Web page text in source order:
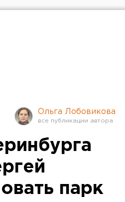
Ольга Лобовикова
парк